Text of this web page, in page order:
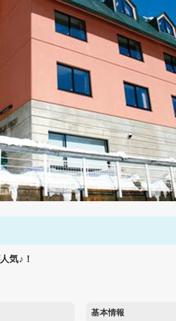
気♪！
基本情報